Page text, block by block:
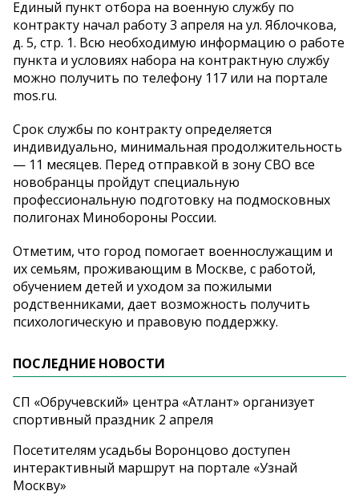
Единый пункт отбора на военную службу по
контракту начал работу 3 апреля на ул. Яблочкова,
д. 5, стр. 1. Всю необходимую информацию о работе
пункта и условиях набора на контрактную службу
можно получить по телефону 117 или на портале
mos.ru.
Срок службы по контракту определяется
индивидуально, минимальная продолжительность
— 11 месяцев. Перед отправкой в зону СВО все
новобранцы пройдут специальную
профессиональную подготовку на подмосковных
полигонах Минобороны России.
Отметим, что город помогает военнослужащим и
их семьям, проживающим в Москве, с работой,
обучением детей и уходом за пожилыми
родственниками, дает возможность получить
психологическую и правовую поддержку.
ПОСЛЕДНИЕ НОВОСТИ
СП «Обручевский» центра «Атлант» организует
спортивный праздник 2 апреля
Посетителям усадьбы Воронцово доступен
интерактивный маршрут на портале «Узнай
Москву»